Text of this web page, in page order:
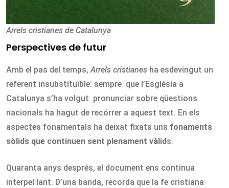
Arrels cristianes de Catalunya
Perspectives de futur
Amb el pas del temps,Arrels cristianes ha esdevingut un
referent insubstituïble: sempre que l’Església a
Catalunya s’ha volgut pronunciar sobre qüestions
nacionals ha hagut de recórrer a aquest text. En els
aspectes fonamentals ha deixat fixats uns fonaments
sòlids que continuen sent plenament vàlids.
Quaranta anys després, el document ens continua
interpel·lant. D’una banda, recorda que la fe cristiana